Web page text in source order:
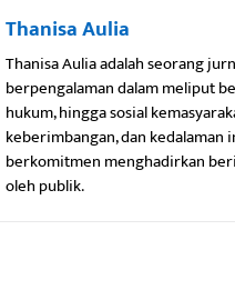
Thanisa Aulia
Thanisa Aulia adalah seorang
berpengalaman dalam meliput
hukum, hingga sosial
keberimbangan, dan kedalaman
berkomitmen menghadirkan
oleh publik.